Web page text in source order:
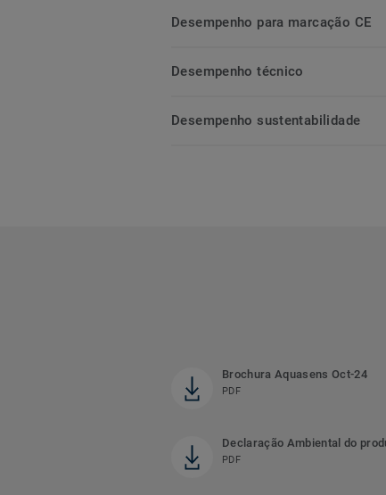
Desempenho para marcação CE
Desempenho técnico
Desempenho sustentabilidade
Brochura Aquasens Oct-24
PDF
Declaração Ambiental do
PDF